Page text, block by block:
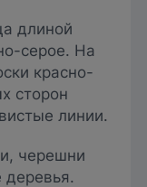
длиной
серое. На
красно-
сторон
линии.
черешни